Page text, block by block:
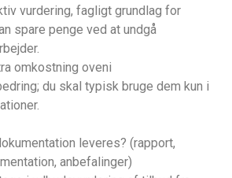
vurdering, fagligt grundlag for
spare penge ved at undgå
omkostning oveni
du skal typisk bruge dem kun i
leveres? (rapport,
anbefalinger)